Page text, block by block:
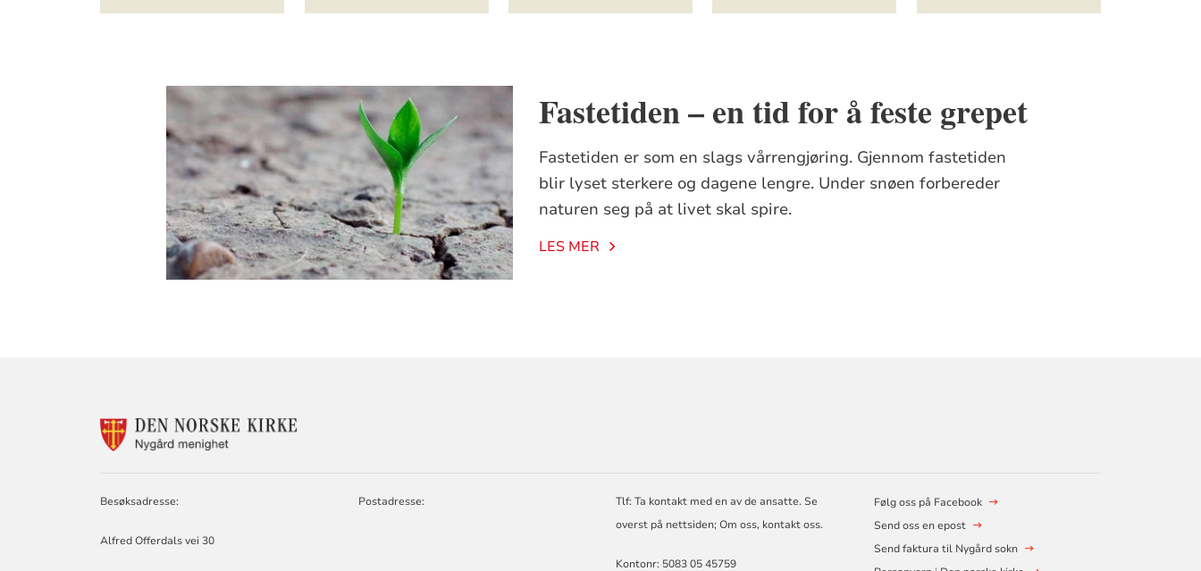
Fastetiden – en tid for å feste grepet
Fastetiden er som en slags vårrengjøring. Gjennom fastetiden
blir lyset sterkere og dagene lengre. Under snøen forbereder
naturen seg på at livet skal spire.
LES MER
KONTAKTINFORMASJON
Besøksadresse:
Alfred Offerdals vei 30
Postadresse:
Tlf: Ta kontakt med en av de ansatte. Se
overst på nettsiden; Om oss, kontakt oss.
Kontonr: 5083 05 45759
Følg oss på Facebook
Send oss en epost
Send faktura til Nygård sokn